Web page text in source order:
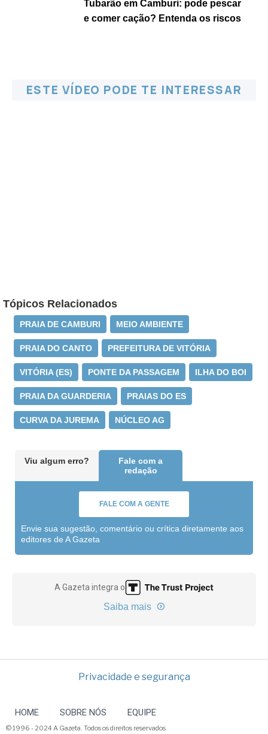
Tubarão em Camburi: pode pescar
e comer cação? Entenda os riscos
ESTE VÍDEO PODE TE INTERESSAR
Tópicos Relacionados
PRAIA DE CAMBURI MEIO AMBIENTE
PRAIA DO CANTO PREFEITURA DE VITÓRIA
VITÓRIA (ES) PONTE DA PASSAGEM ILHA DO BOI
PRAIA DA GUARDERIA PRAIAS DO ES
CURVA DA JUREMA NÚCLEO AG
Viu algum erro?
Fale com a
redação
FALE COM A GENTE
Envie sua sugestão, comentário ou crítica diretamente aos
editores de A Gazeta
A Gazeta integra o
Saiba mais
Privacidade e segurança
HOME SOBRE NÓS EQUIPE
© 1996 - 2024 A Gazeta. Todos os direitos reservados